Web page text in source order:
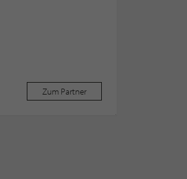
Zum Partner